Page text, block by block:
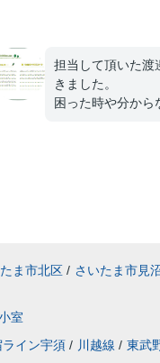
担当して頂いた渡
きました。
困った時や分から
ま市北区 / さいたま市見
室
イン宇須 / 川越線 / 東武